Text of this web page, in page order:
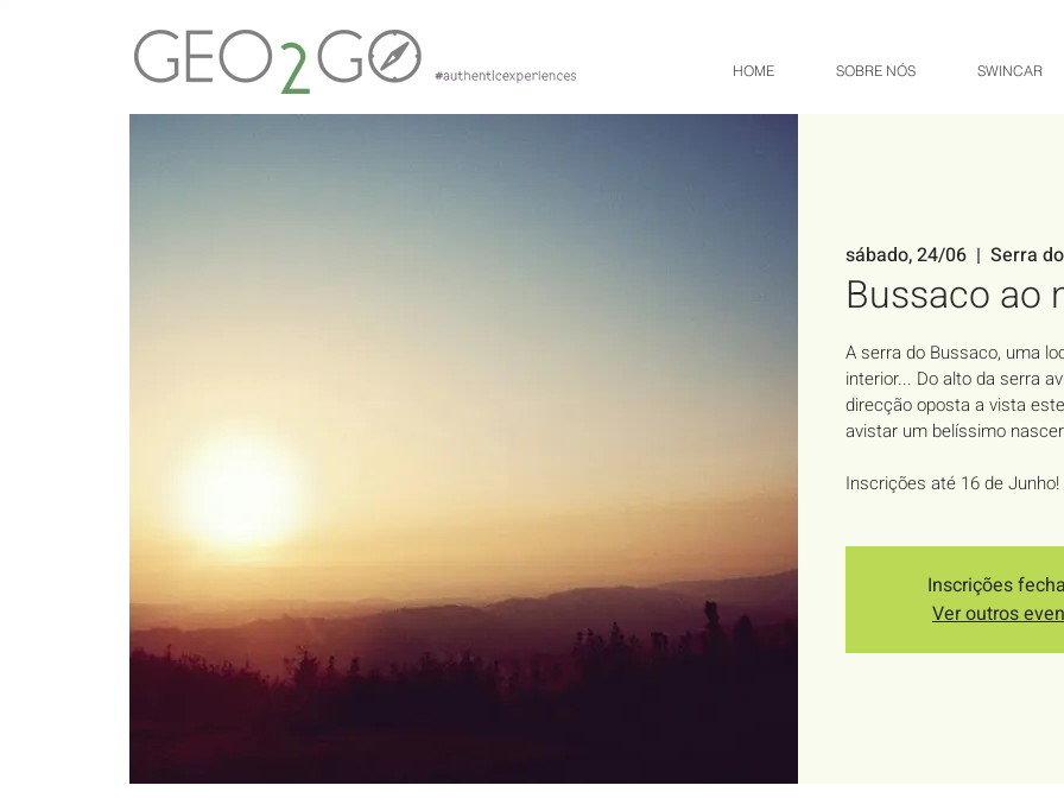
HOME SOBRE NÓS SWINCAR
sábado, 24/06
  |
Serra
Bussaco ao
A serra do Bussaco, uma
interior... Do alto da serra
direcção oposta a vista
avistar um belíssimo
Inscrições até 16 de Junho!
Inscrições
Ver outros